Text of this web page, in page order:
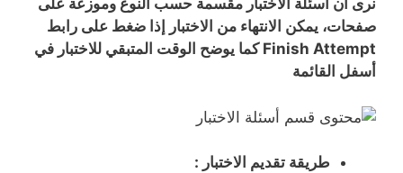
نرى أن أسئلة الاختبار مقسمة حسب النوع وموزعة على
صفحات، يمكن الانتهاء من الاختبار إذا ضغط على رابط
Finish Attempt كما يوضح الوقت المتبقي للاختبار في
أسفل القائمة
طريقة تقديم الاختبار :